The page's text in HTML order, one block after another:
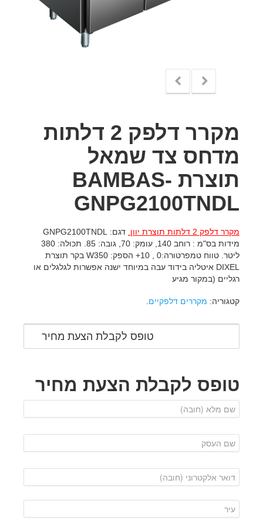
מקרר דלפק 2 דלתות
מדחס צד שמאל
תוצרת BAMBAS-
GNPG2100TNDL
מקרר דלפק 2 דלתות תוצרת יוון.
דגם: GNPG2100TNDL
מידות בס"מ : רוחב 140, עומק: 70, גובה: 85. תכולה: 380
ליטר. טווח טמפרטורה:0 , 10+ הספק: W350 בקר תוצרת
DIXEL איטליה בידוד עבה במיוחד ישנה אפשרות לגלגלים או
רגליים (במקור מגיע
קטגוריה: מקררים דלפקיים
טופס לקבלת הצעת מחיר
טופס לקבלת הצעת מחיר